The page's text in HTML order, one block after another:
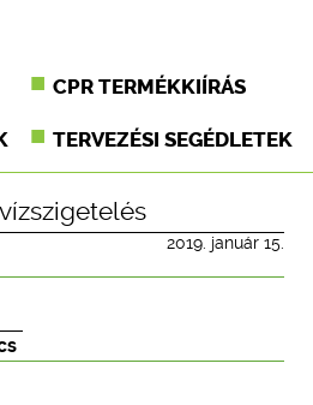
CPR TERMÉKKIÍRÁS
TERVEZÉSI SEGÉDLETEK
vízszigetelés
2019. január 15.